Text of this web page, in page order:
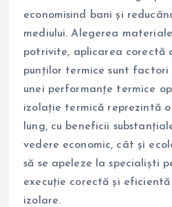
economisind bani și
mediului. Alegerea
potrivite, aplicarea corectă
punților termice sunt factori
unei performanțe termice
izolație termică reprezintă
lung, cu beneficii
vedere economic, cât și
să se apeleze la specialiști
execuție corectă și
izolare.